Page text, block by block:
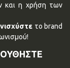
και η χρήση των
το brand